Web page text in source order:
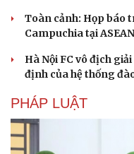
Toàn cảnh: Họp báo
Campuchia tại
Hà Nội FC vô địch
định của hệ thống
PHÁP LUẬT